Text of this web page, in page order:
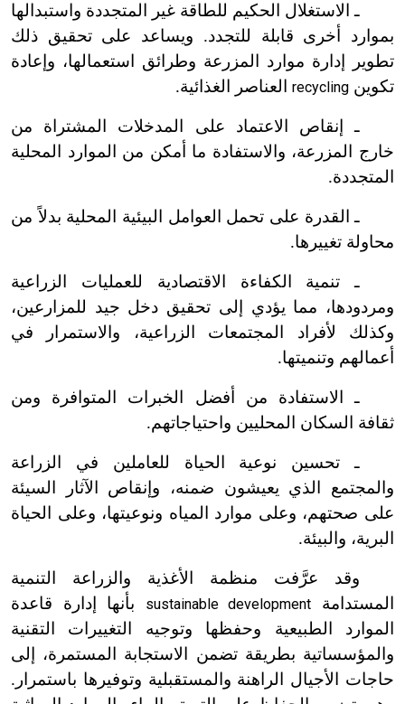
ـ الاستغلال الحكيم للطاقة غير المتجددة واستبدالها
بموارد أخرى قابلة للتجدد. ويساعد على تحقيق ذلك
تطوير إدارة موارد المزرعة وطرائق استعمالها، وإعادة
تكوين recycling العناصر الغذائية.
ـ إنقاص الاعتماد على المدخلات المشتراة من
خارج المزرعة، والاستفادة ما أمكن من الموارد المحلية
المتجددة.
ـ القدرة على تحمل العوامل البيئية المحلية بدلاً من
محاولة تغييرها.
ـ تنمية الكفاءة الاقتصادية للعمليات الزراعية
ومردودها، مما يؤدي إلى تحقيق دخل جيد للمزارعين،
وكذلك لأفراد المجتمعات الزراعية، والاستمرار في
أعمالهم وتنميتها.
ـ الاستفادة من أفضل الخبرات المتوافرة ومن
ثقافة السكان المحليين واحتياجاتهم.
ـ تحسين نوعية الحياة للعاملين في الزراعة
والمجتمع الذي يعيشون ضمنه، وإنقاص الآثار السيئة
على صحتهم، وعلى موارد المياه ونوعيتها، وعلى الحياة
البرية، والبيئة.
وقد عرَّفت منظمة الأغذية والزراعة التنمية
المستدامة sustainable development
بأنها إدارة قاعدة
الموارد الطبيعية وحفظها وتوجيه التغييرات التقنية
والمؤسساتية بطريقة تضمن الاستجابة المستمرة، إلى
حاجات الأجيال الراهنة والمستقبلية وتوفيرها باستمرار.